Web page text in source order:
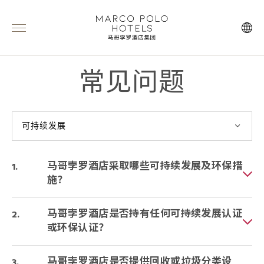
常见问题
可持续发展
马哥孛罗酒店采取哪些可持续发展及环保措
施？
马哥孛罗酒店是否持有任何可持续发展认证
或环保认证？